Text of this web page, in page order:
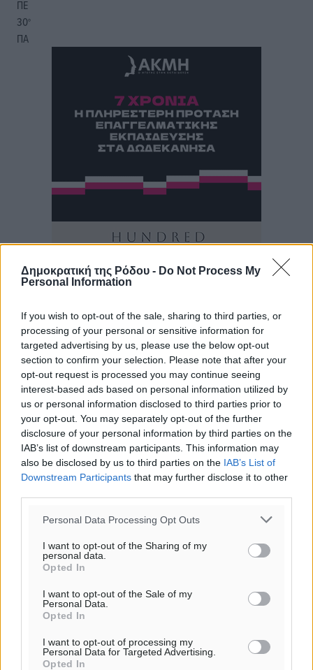
Δημοκρατική της Ρόδου - Do Not Process My
Personal Information
If you wish to opt-out of the sale, sharing to third parties, or
processing of your personal or sensitive information for
targeted advertising by us, please use the below opt-out
section to confirm your selection. Please note that after your
opt-out request is processed you may continue seeing
interest-based ads based on personal information utilized by
us or personal information disclosed to third parties prior to
your opt-out. You may separately opt-out of the further
disclosure of your personal information by third parties on the
IAB’s list of downstream participants. This information may
also be disclosed by us to third parties on the IAB’s List of
Downstream Participants that may further disclose it to other
Personal Data Processing Opt Outs
I want to opt-out of the Sharing of my
personal data.
Opted In
I want to opt-out of the Sale of my
Personal Data.
Opted In
I want to opt-out of processing my
Personal Data for Targeted Advertising.
Opted In
ΠΕ
30°
ΠΑ
LFC ΑΣΤΙΡ Ιαλυσού: Μετεγγραφική «βόμβα» με την
Anelise Karakostas
Αθλητικά• πριν 2 λεπτά